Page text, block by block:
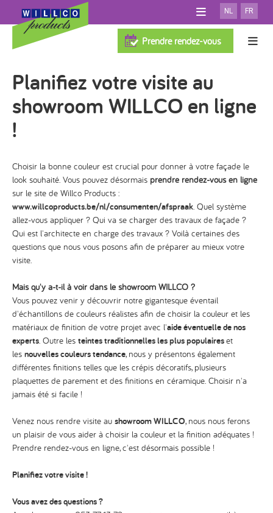
SALLE D'EXPOSITION
FAQ
NOUVELLES
ARCHITECTES
NL FR
SYSTÈME AVEC ISOLATION
FINITION
ACCESSOIRES
100% Willco Products
Références
Cherchez applicateur
Prendre rendez-vous
Planifiez votre visite au
showroom WILLCO en ligne
!
Choisir la bonne couleur est crucial pour donner à votre façade le
look souhaité. Vous pouvez désormais prendre rendez-vous en ligne
sur le site de Willco Products :
www.willcoproducts.be/nl/consumenten/afspraak. Quel système
allez-vous appliquer ? Qui va se charger des travaux de façade ?
Qui est l'architecte en charge des travaux ? Voilà certaines des
questions que nous vous posons afin de préparer au mieux votre
visite.
Mais qu'y a-t-il à voir dans le showroom WILLCO ?
Vous pouvez venir y découvrir notre gigantesque éventail
d'échantillons de couleurs réalistes afin de choisir la couleur et les
matériaux de finition de votre projet avec l'aide éventuelle de nos
experts. Outre les teintes traditionnelles les plus populaireset
les nouvelles couleurs tendance, nous y présentons également
différentes finitions telles que les crépis décoratifs, plusieurs
plaquettes de parement et des finitions en céramique. Choisir n'a
jamais été si facile !
Venez nous rendre visite au showroom WILLCO, nous nous ferons
un plaisir de vous aider à choisir la couleur et la finition adéquates !
Prendre rendez-vous en ligne, c'est désormais possible !
Planifiez votre visite !
Vous avez des questions ?